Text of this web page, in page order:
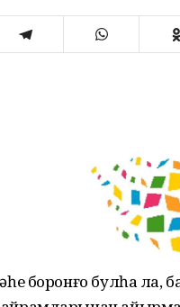
боронғо булһа ла,